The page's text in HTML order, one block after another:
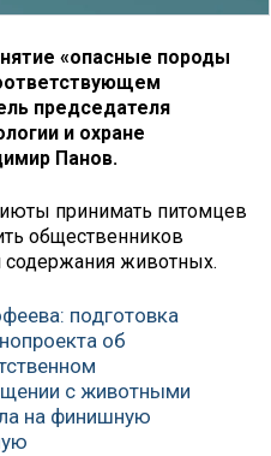
«опасные породы
председателя
и охране
Панов.
принимать питомцев
общественников
содержания животных.
подготовка
об
с животными
на финишную